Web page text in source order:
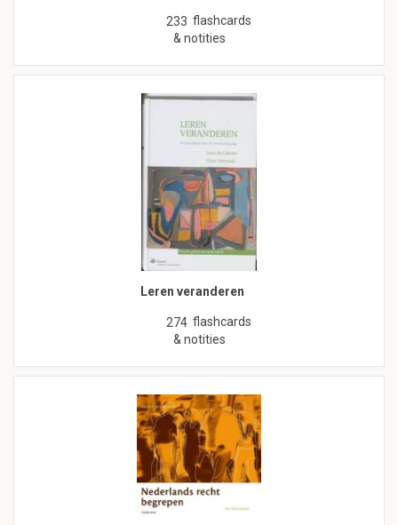
233 flashcards
& notities
Leren veranderen
274 flashcards
& notities